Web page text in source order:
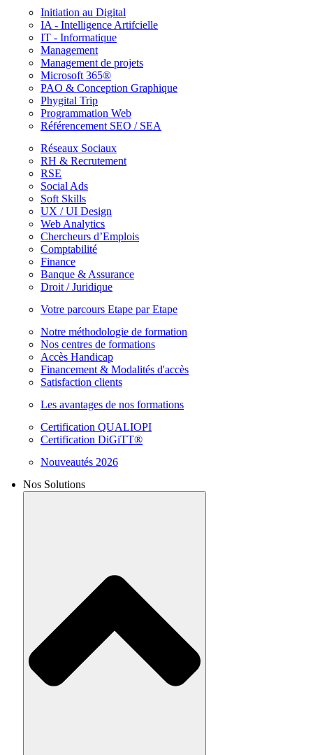
Initiation au Digital
IA - Intelligence Artifcielle
IT - Informatique
Management
Management de projets
Microsoft 365®
PAO & Conception Graphique
Phygital Trip
Programmation Web
Référencement SEO / SEA
Réseaux Sociaux
RH & Recrutement
RSE
Social Ads
Soft Skills
UX / UI Design
Web Analytics
Chercheurs d’Emplois
Comptabilité
Finance
Banque & Assurance
Droit / Juridique
Votre parcours Etape par Etape
Notre méthodologie de formation
Nos centres de formations
Accès Handicap
Financement & Modalités d'accès
Satisfaction clients
Les avantages de nos formations
Certification QUALIOPI
Certification DiGiTT®
Nouveautés 2026
Nos Solutions